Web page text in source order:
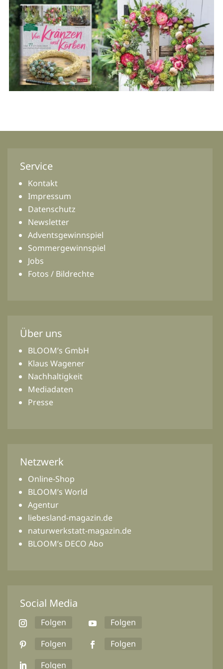
Service
Kontakt
Impressum
Datenschutz
Newsletter
Adventsgewinnspiel
Sommergewinnspiel
Jobs
Fotos / Bildrechte
Über uns
BLOOM’s GmbH
Klaus Wagener
Nachhaltigkeit
Mediadaten
Presse
Netzwerk
Online-Shop
BLOOM’s World
Agentur
liebesland-magazin.de
naturwerkstatt-magazin.de
BLOOM’s DECO Abo
Social Media
Folgen
Folgen
Folgen
Folgen
Folgen